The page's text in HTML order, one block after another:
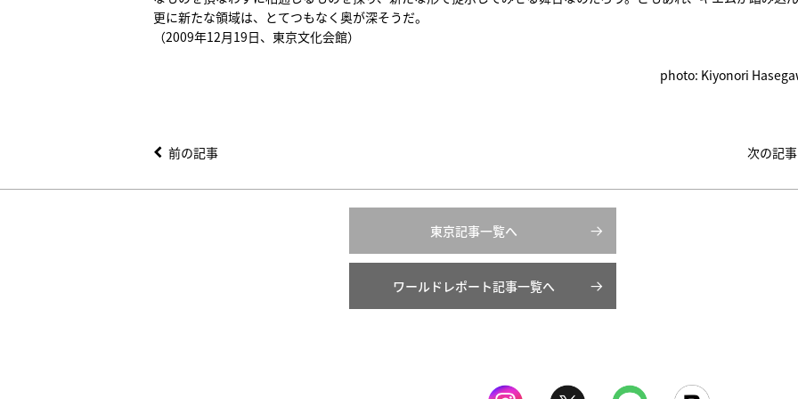
更に新たな領域は、とてつもなく奥が深そうだ。
（2009年12月19日、東京文化会館）
photo: Kiyonori
前の記事 次の記事
東京記事一覧へ
ワールドレポート記事一覧へ